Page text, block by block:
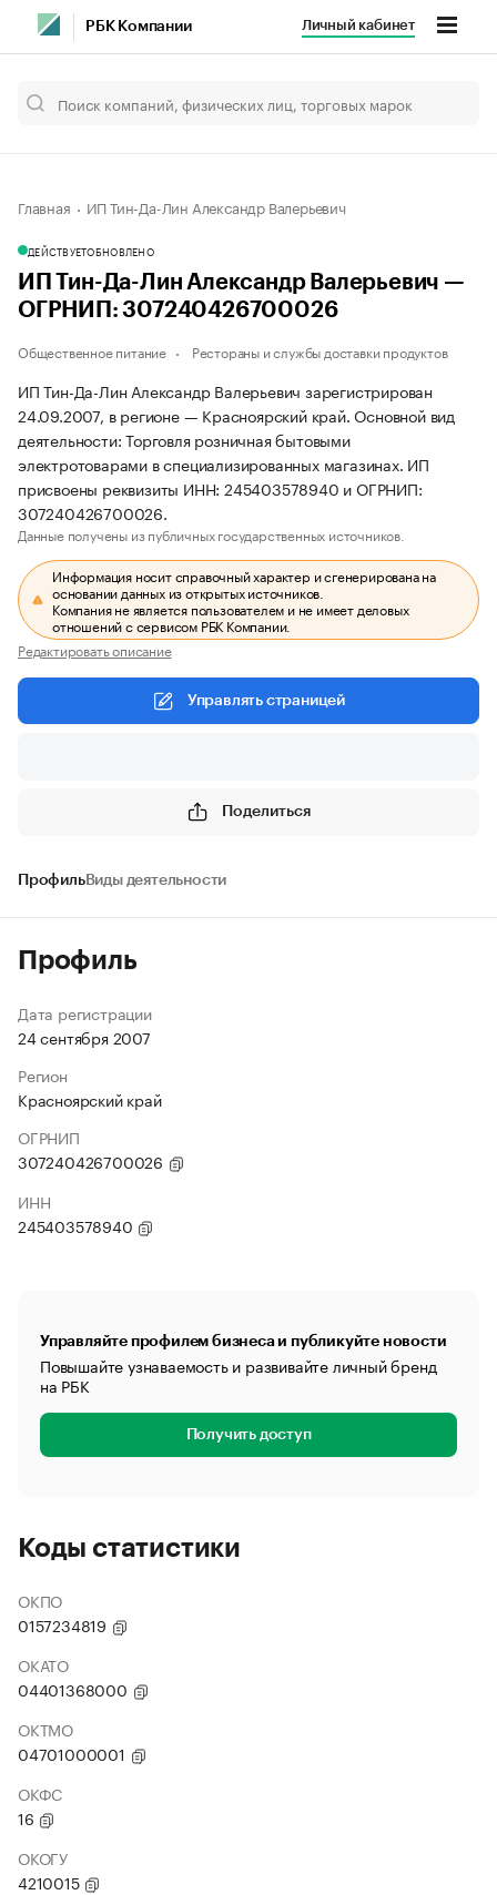
РБК Компании Личный кабинет
Главная ИП Тин-Да-Лин Александр Валерьевич
ДЕЙСТВУЕТОБНОВЛЕНО
ИП Тин-Да-Лин Александр Валерьевич —
ОГРНИП: 307240426700026
Общественное питание Рестораны и службы доставки продуктов
ИП Тин-Да-Лин Александр Валерьевич зарегистрирован
24.09.2007, в регионе — Красноярский край. Основной вид
деятельности: Торговля розничная бытовыми
электротоварами в специализированных магазинах. ИП
присвоены реквизиты ИНН: 245403578940 и ОГРНИП:
307240426700026.
Данные получены из публичных государственных источников.
Информация носит справочный характер и сгенерирована на
основании данных из открытых источников.
Компания не является пользователем и не имеет деловых
отношений с сервисом РБК Компании.
Редактировать описание
Управлять страницей
Поделиться
ПрофильВиды деятельности
Профиль
Дата регистрации
24 сентября 2007
Регион
Красноярский край
ОГРНИП
307240426700026
ИНН
245403578940
Управляйте профилем бизнеса и публикуйте новости
Повышайте узнаваемость и развивайте личный бренд
на РБК
Получить доступ
Коды статистики
ОКПО
0157234819
ОКАТО
04401368000
ОКТМО
04701000001
ОКФС
16
ОКОГУ
4210015